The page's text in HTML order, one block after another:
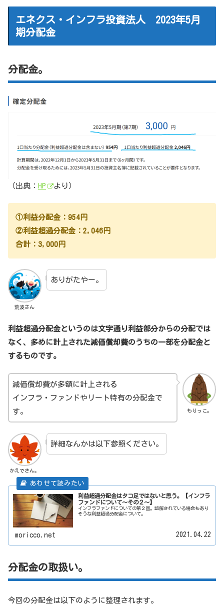
エネクス・インフラ投資法人 2023年5月
期分配金
分配金。
（出典： HP より）
①利益分配金：954円
②利益超過分配金：2,046円
合計：3,000円
荒波さん
ありがたやー。
利益超過分配金というのは文字通り利益部分からの分配では
なく、多めに計上された減価償却費のうちの一部を分配金と
するものです。
もりっこ。
減価償却費が多額に計上される
インフラ・ファンドやリート特有の分配金で
す。
かえでさん。
詳細なんかは以下参照ください。
利益超過分配金はタコ足ではないと思う。【インフラ
ファンドについて～その２～】
インフラファンドについての第２回。誤解されている場合もあり
そうな利益超過分配金について。
moricco.net 2021.04.22
分配金の取扱い。
今回の分配金は以下のように整理されます。